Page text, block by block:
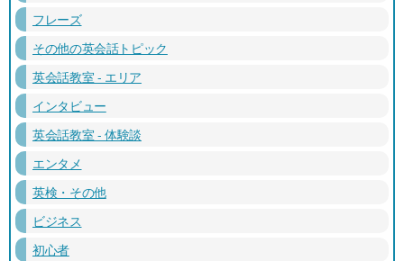
フレーズ
その他の英会話トピック
英会話教室 - エリア
インタビュー
英会話教室 - 体験談
エンタメ
英検・その他
ビジネス
初心者